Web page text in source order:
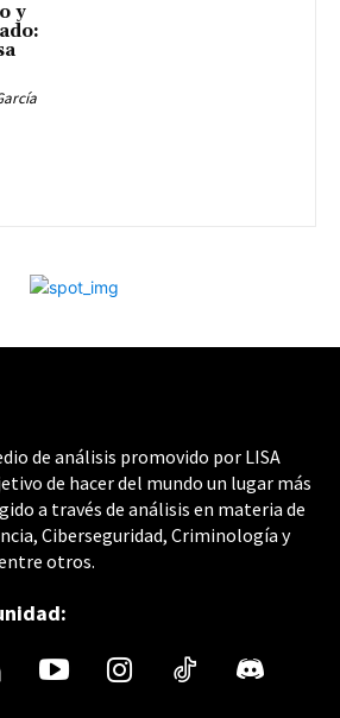
y
de análisis promovido por LISA
de hacer del mundo un lugar más
a través de análisis en materia de
Ciberseguridad, Criminología y
otros.